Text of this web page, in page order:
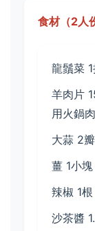
食材（2人
龍鬚菜
羊肉片
用火鍋
大蒜 2
薑 1小
辣椒 1
沙茶醬